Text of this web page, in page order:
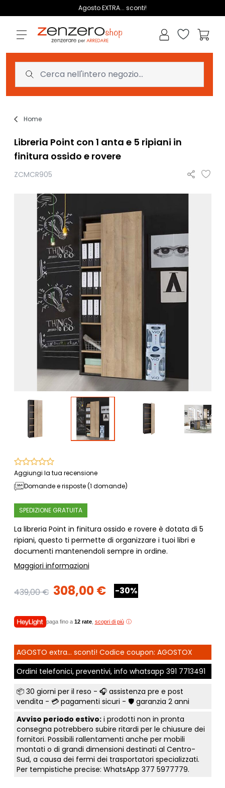
Agosto EXTRA... sconti!
Lista dei
Home
Libreria Point con 1 anta e 5 ripiani in
finitura ossido e rovere
ZCMCR905
Aggiungi la tua recensione
Domande e risposte (1 domande)
SPEDIZIONE GRATUITA
La libreria Point in finitura ossido e rovere è dotata di 5
ripiani, questo ti permette di organizzare i tuoi libri e
documenti mantenendoli sempre in ordine.
Maggiori informazioni
439,00 € 308,00 € -30%
paga fino a 12 rate, scopri di più
AGOSTO extra... sconti! Codice coupon: AGOSTOX
Ordini telefonici, preventivi, info whatsapp 391 7713491
📦 30 giorni per il reso - 🎧 assistenza pre e post
vendita - 💳 pagamenti sicuri - 🛡️ garanzia 2 anni
Avviso periodo estivo:i prodotti non in pronta
consegna potrebbero subire ritardi per le chiusure dei
fornitori. Possibili rallentamenti anche per mobili
montati o di grandi dimensioni destinati al Centro-
Sud, a causa dei fermi dei trasportatori specializzati.
Per tempistiche precise: WhatsApp 377 5977779.